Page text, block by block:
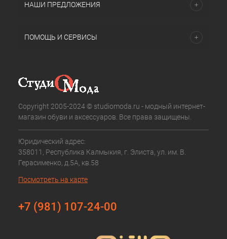
НАШИ ПРЕДЛОЖЕНИЯ
ПОМОЩЬ И СЕРВИСЫ
Copyright 2005-2024 © studiomoda.ru - модный интернет-
магазин обуви и аксессуаров. Все права защищены.
Юридический адрес:
358011, Республика Калмыкия, г. Элиста, ул. им. В.
Герасименко, д.5А, кв.58
Посмотреть на карте
+7 (981) 107-24-00